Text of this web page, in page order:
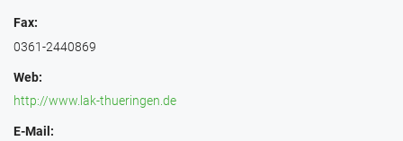
Fax:
0361-2440869
Web:
http://www.lak-thueringen.de
E-Mail: